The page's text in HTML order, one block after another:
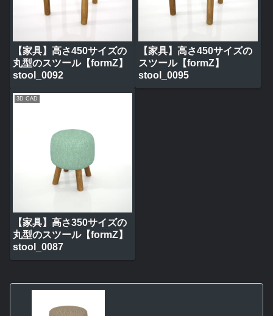
【家具】高さ450サイズの
丸型のスツール【formZ】
stool_0092
【家具】高さ450サイズの
スツール【formZ】
stool_0095
3D CAD
【家具】高さ350サイズの
丸型のスツール【formZ】
stool_0087